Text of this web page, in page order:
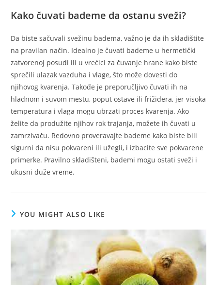
Kako čuvati bademe da ostanu sveži?
Da biste sačuvali svežinu badema, važno je da ih skladištite
na pravilan način. Idealno je čuvati bademe u hermetički
zatvorenoj posudi ili u vrećici za čuvanje hrane kako biste
sprečili ulazak vazduha i vlage, što može dovesti do
njihovog kvarenja. Takođe je preporučljivo čuvati ih na
hladnom i suvom mestu, poput ostave ili frižidera, jer visoka
temperatura i vlaga mogu ubrzati proces kvarenja. Ako
želite da produžite njihov rok trajanja, možete ih čuvati u
zamrzivaču. Redovno proveravajte bademe kako biste bili
sigurni da nisu pokvareni ili užegli, i izbacite sve pokvarene
primerke. Pravilno skladišteni, bademi mogu ostati sveži i
ukusni duže vreme.
YOU MIGHT ALSO LIKE